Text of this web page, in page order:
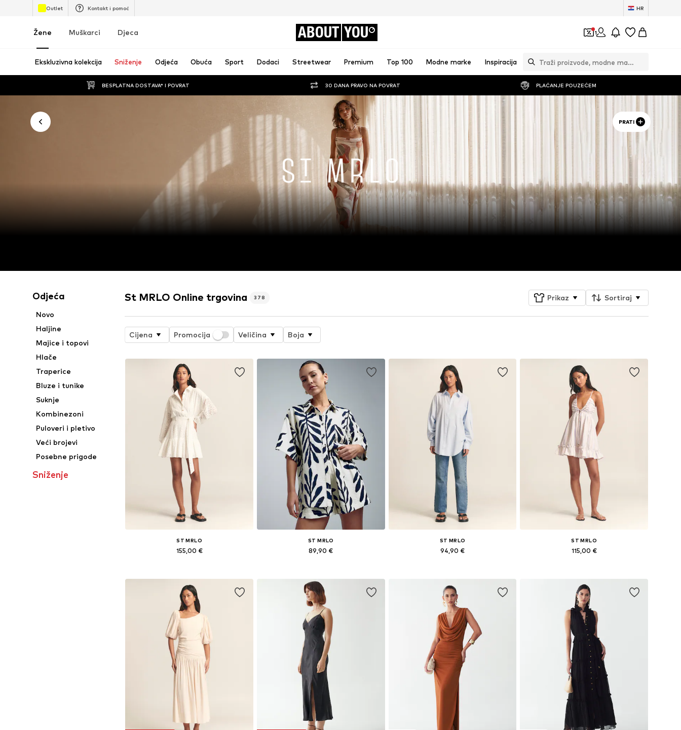
Outlet Kontakt i pomoć HR
Žene Muškarci Djeca ABOUT YOU 1
Ekskluzivna kolekcija Sniženje Odjeća Obuća Sport Dodaci Streetwear Premium Top 100 Modne marke Inspiracija
BESPLATNA DOSTAVA* I POVRAT 30 DANA PRAVO NA POVRAT PLAĆANJE POUZEĆEM
PRATI
Odjeća
Novo
Haljine
Majice i topovi
Hlače
Traperice
Bluze i tunike
Suknje
Kombinezoni
Puloveri i pletivo
Veći brojevi
Posebne prigode
Sniženje
St MRLO Online trgovina 378 Prikaz Sortiraj
Cijena Promocija Veličina Boja
ST MRLO
155,00 €
Dodaj u košaricu
ST MRLO
89,90 €
Dodaj u košaricu
ST MRLO
94,90 €
ST MRLO
115,00 €
Dodaj u košaricu